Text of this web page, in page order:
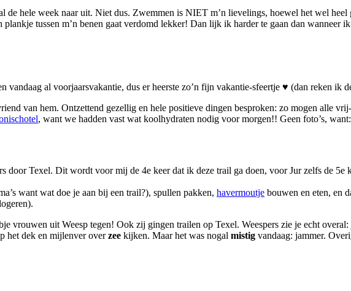
de hele week naar uit. Niet dus. Zwemmen is NIET m’n lievelings, hoewel het wel heel
plankje tussen m’n benen gaat verdomd lekker! Dan lijk ik harder te gaan dan wanneer
al voorjaarsvakantie, dus er heerste zo’n fijn vakantie-sfeertje ♥ (dan reken ik
van hem. Ontzettend gezellig en hele positieve dingen besproken: zo mogen alle
, want we hadden vast wat koolhydraten nodig voor morgen!! Geen foto’s,
door Texel. Dit wordt voor mij de 4e keer dat ik deze trail ga doen, voor Jur zelfs de
want wat doe je aan bij een trail?), spullen pakken, havermoutje bouwen en eten, en
vrouwen uit Weesp tegen! Ook zij gingen trailen op Texel. Weespers zie je echt overal:
het dek en mijlenver overzee kijken. Maar het was nogal mistig vandaag: jammer.